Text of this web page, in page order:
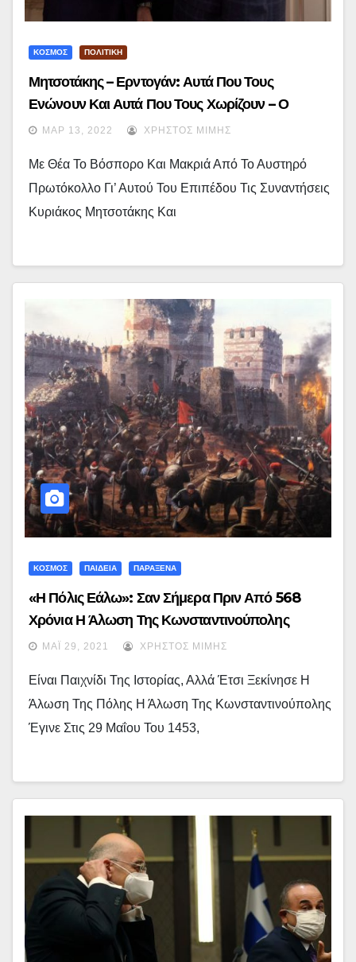
ΚΟΣΜΟΣ ΠΟΛΙΤΙΚΗ
Μητσοτάκης – Ερντογάν: Αυτά Που Τους
Ενώνουν Και Αυτά Που Τους Χωρίζουν – Ο
Οδικός Χάρτης Του Επόμενου Εξαμήνου
ΜΑΡ 13, 2022 ΧΡΉΣΤΟΣ ΜΊΜΗΣ
Με Θέα Το Βόσπορο Και Μακριά Από Το Αυστηρό
Πρωτόκολλο Γι’ Αυτού Του Επιπέδου Τις Συναντήσεις
Κυριάκος Μητσοτάκης Και
ΚΟΣΜΟΣ ΠΑΙΔΕΙΑ ΠΑΡΑΞΕΝΑ
«Η Πόλις Εάλω»: Σαν Σήμερα Πριν Από 568
Χρόνια Η Άλωση Της Κωνσταντινούπολης
ΜΆΙ 29, 2021 ΧΡΉΣΤΟΣ ΜΊΜΗΣ
Είναι Παιχνίδι Της Ιστορίας, Αλλά Έτσι Ξεκίνησε Η
Άλωση Της Πόλης Η Άλωση Της Κωνσταντινούπολης
Έγινε Στις 29 Μαΐου Του 1453,